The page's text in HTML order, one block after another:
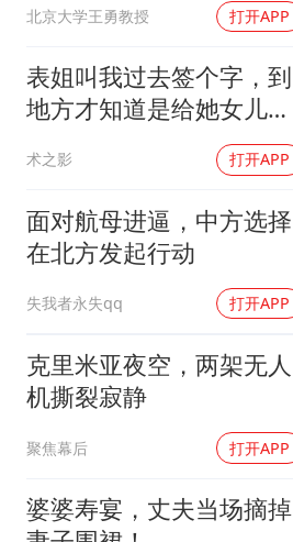
北京大学王勇教授 打开APP
表姐叫我过去签个字，到
地方才知道是给她女儿婚
术之影 打开APP
面对航母进逼，中方选择
在北方发起行动
失我者永失qq 打开APP
克里米亚夜空，两架无人
机撕裂寂静
聚焦幕后 打开APP
婆婆寿宴，丈夫当场摘掉